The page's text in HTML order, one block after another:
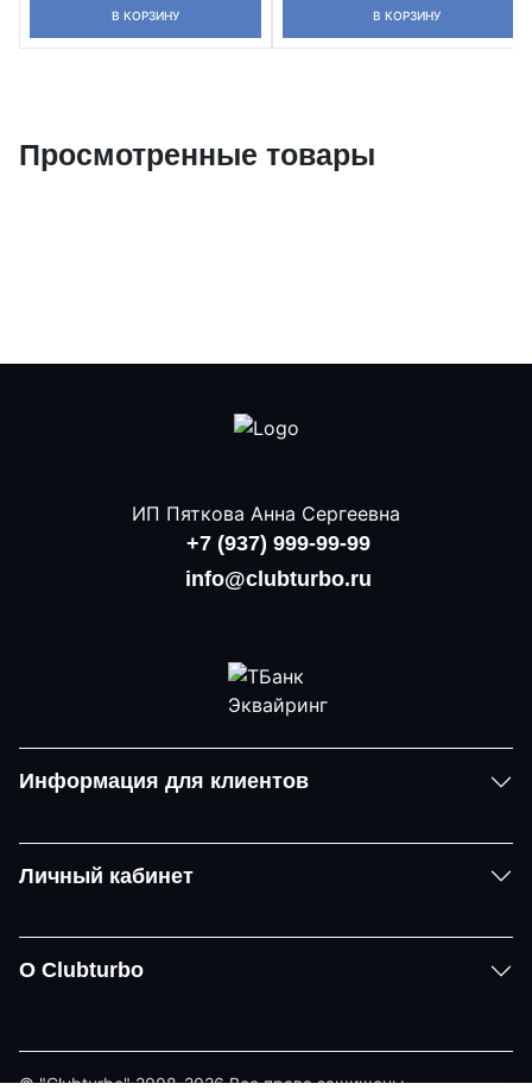
В КОРЗИНУ В КОРЗИНУ
Просмотренные товары
ИП Пяткова Анна Сергеевна
+7 (937) 999-99-99
info@clubturbo.ru
Информация для клиентов
Личный кабинет
О Clubturbo
© "Clubturbo" 2008-2026 Все права защищены